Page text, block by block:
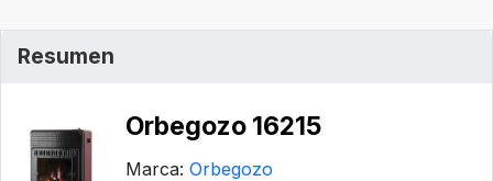
Resumen
Orbegozo 16215
Marca: Orbegozo